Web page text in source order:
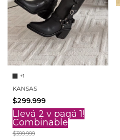
+1
KANSAS
$299.999
Llevá 2 y pagá 1!
Combinable
$399.999